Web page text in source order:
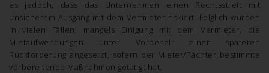
es jedoch, dass das Unternehmen einen Rechtsstreit mit
unsicherem Ausgang mit dem Vermieter riskiert. Folglich wurden
in vielen Fällen, mangels Einigung mit dem Vermieter, die
Mietaufwendungen unter Vorbehalt einer späteren
Rückforderung angesetzt, sofern der Mieter/Pächter bestimmte
vorbereitende Maßnahmen getätigt hat.